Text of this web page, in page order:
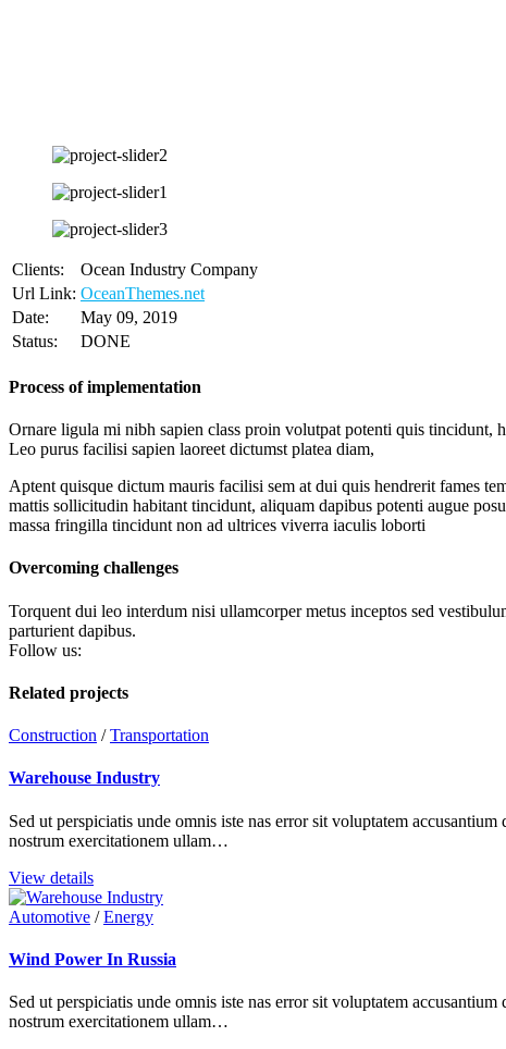
Clients:
Ocean Industry Company
Url Link: OceanThemes.net
Date:
May 09, 2019
Status:
DONE
Process of implementation
Ornare ligula mi nibh sapien class proin volutpat potenti quis tincidunt,
Leo purus facilisi sapien laoreet dictumst platea diam,
Aptent quisque dictum mauris facilisi sem at dui quis hendrerit fames
mattis sollicitudin habitant tincidunt, aliquam dapibus potenti augue
massa fringilla tincidunt non ad ultrices viverra iaculis loborti
Overcoming challenges
Torquent dui leo interdum nisi ullamcorper metus inceptos sed
parturient dapibus.
Follow us:
Related projects
Construction /Transportation
Warehouse Industry
Sed ut perspiciatis unde omnis iste nas error sit voluptatem
nostrum exercitationem ullam…
View details
Automotive /Energy
Wind Power In Russia
Sed ut perspiciatis unde omnis iste nas error sit voluptatem
nostrum exercitationem ullam…